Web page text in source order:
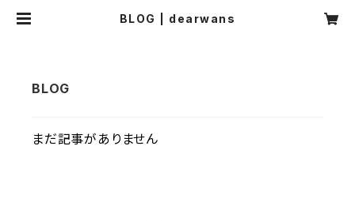
BLOG | dearwans
まだ記事がありません